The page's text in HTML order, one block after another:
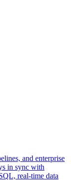
and enterprise
in sync with
real-time data